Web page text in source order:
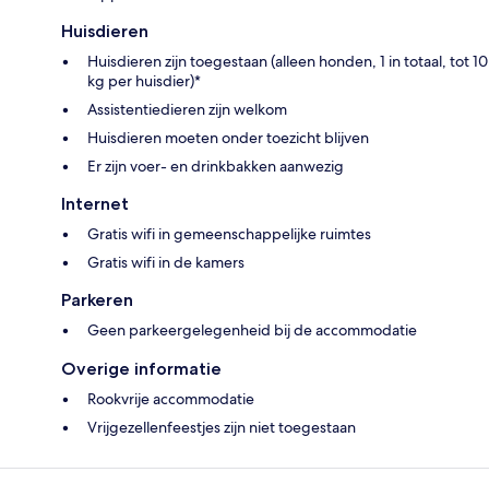
Huisdieren
Huisdieren zijn toegestaan (alleen honden, 1 in totaal, tot 10
kg per huisdier)*
Assistentiedieren zijn welkom
Huisdieren moeten onder toezicht blijven
Er zijn voer- en drinkbakken aanwezig
Internet
Gratis wifi in gemeenschappelijke ruimtes
Gratis wifi in de kamers
Parkeren
Geen parkeergelegenheid bij de accommodatie
Overige informatie
Rookvrije accommodatie
Vrijgezellenfeestjes zijn niet toegestaan